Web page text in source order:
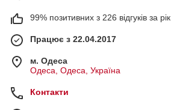
99% позитивних з 226 відгуків за рік
Працює з 22.04.2017
м. Одеса
Одеса, Одеса, Україна
Контакти